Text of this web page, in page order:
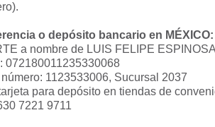
o depósito bancario en MÉXICO:
a nombre de LUIS FELIPE
072180011235330068
1123533006, Sucursal 2037
para depósito en tiendas de
7221 9711